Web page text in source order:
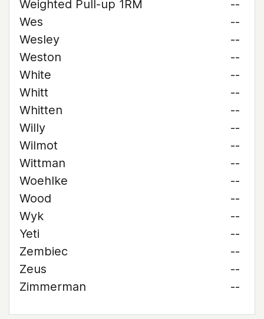
Weighted Pull-up 1RM
--
Wes
--
Wesley
--
Weston
--
White
--
Whitt
--
Whitten
--
Willy
--
Wilmot
--
Wittman
--
Woehlke
--
Wood
--
Wyk
--
Yeti
--
Zembiec
--
Zeus
--
Zimmerman
--